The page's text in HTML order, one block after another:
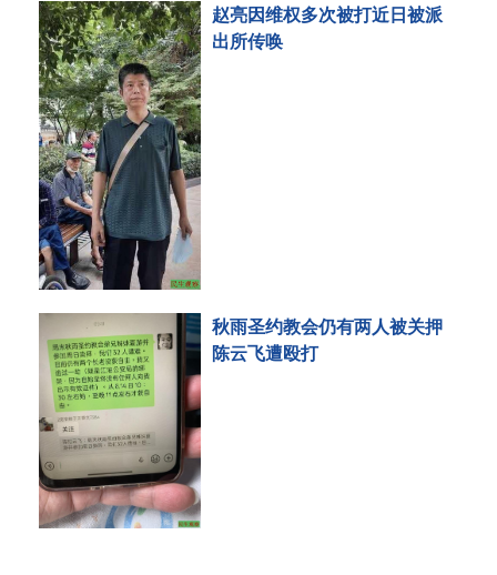
赵亮因维权多次被打近日被派
出所传唤
秋雨圣约教会仍有两人被关押
陈云飞遭殴打